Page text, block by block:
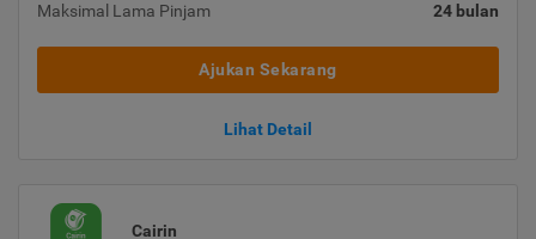
Maksimal Lama Pinjam 24 bulan
Ajukan Sekarang
Lihat Detail
Cairin